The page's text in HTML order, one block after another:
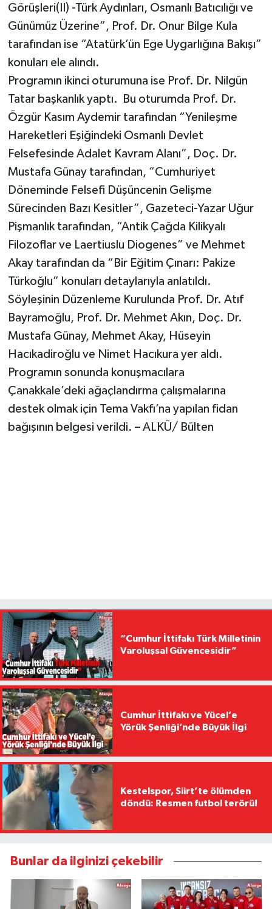
Görüşleri(II) -Türk Aydınları, Osmanlı Batıcılığı ve
Günümüz Üzerine”, Prof. Dr. Onur Bilge Kula
tarafından ise “Atatürk’ün Ege Uygarlığına Bakışı”
konuları ele alındı.
Programın ikinci oturumuna ise Prof. Dr. Nilgün
Tatar başkanlık yaptı. Bu oturumda Prof. Dr.
Özgür Kasım Aydemir tarafından “Yenileşme
Hareketleri Eşiğindeki Osmanlı Devlet
Felsefesinde Adalet Kavram Alanı”, Doç. Dr.
Mustafa Günay tarafından, “Cumhuriyet
Döneminde Felsefi Düşüncenin Gelişme
Sürecinden Bazı Kesitler”, Gazeteci-Yazar Uğur
Pişmanlık tarafından, “Antik Çağda Kilikyalı
Filozoflar ve Laertiuslu Diogenes” ve Mehmet
Akay tarafından da “Bir Eğitim Çınarı: Pakize
Türkoğlu” konuları detaylarıyla anlatıldı.
Söyleşinin Düzenleme Kurulunda Prof. Dr. Atıf
Bayramoğlu, Prof. Dr. Mehmet Akın, Doç. Dr.
Mustafa Günay, Mehmet Akay, Hüseyin
Hacıkadiroğlu ve Nimet Hacıkura yer aldı.
Programın sonunda konuşmacılara
Çanakkale’deki ağaçlandırma çalışmalarına
destek olmak için Tema Vakfı’na yapılan fidan
bağışının belgesi verildi. – ALKÜ/ Bülten
“Cumhur İttifakı Türk Milletinin
Varoluşsal Güvencesidir”
Cumhur İttifakı ve Yücel’e
Yörük Şenliği’nde Büyük İlgi
Kestelspor, Siirt’te ölümden
döndü: Resmen futbol terörü!
Bunlar da ilginizi çekebilir